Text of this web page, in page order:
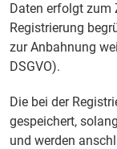
Daten erfolgt zum
Registrierung
zur Anbahnung
DSGVO).
Die bei der
gespeichert,
und werden